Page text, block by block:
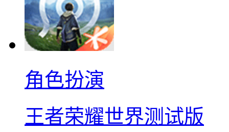
角色扮演
王者荣耀世界测试版